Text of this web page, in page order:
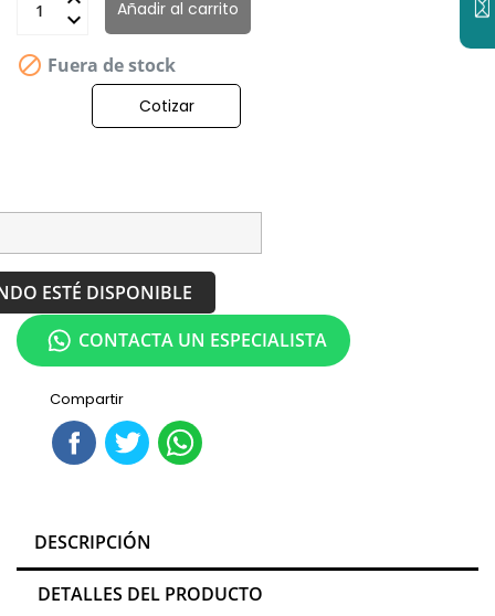
Añadir al carrito
 Fuera de stock
Cotizar
ESTÉ DISPONIBLE
Compartir
CONTACTA UN ESPECIALISTA
DESCRIPCIÓN
DETALLES DEL PRODUCTO